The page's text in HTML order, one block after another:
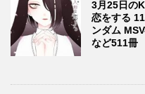
3月25日の
恋をする
ンダム
など511冊